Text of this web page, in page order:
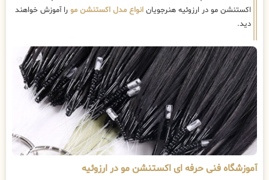
اکستنشن مو در ارزوئیه هنرجویان انواع مدل اکستنشن مو را آموزش خواهند
دید.
آموزشگاه فنی حرفه ای اکستنشن مو در ارزوئیه